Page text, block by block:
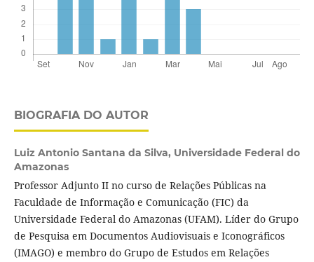
BIOGRAFIA DO AUTOR
Luiz Antonio Santana da Silva, Universidade Federal do
Amazonas
Professor Adjunto II no curso de Relações Públicas na
Faculdade de Informação e Comunicação (FIC) da
Universidade Federal do Amazonas (UFAM). Líder do Grupo
de Pesquisa em Documentos Audiovisuais e Iconográficos
(IMAGO) e membro do Grupo de Estudos em Relações